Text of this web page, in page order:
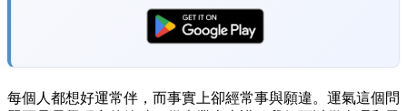
每個人都想好運常伴，而事實上卻經常事與願違。運氣這個問